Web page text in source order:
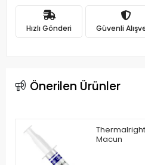
Hızlı Gönderi Güvenli
Önerilen Ürünler
Macun